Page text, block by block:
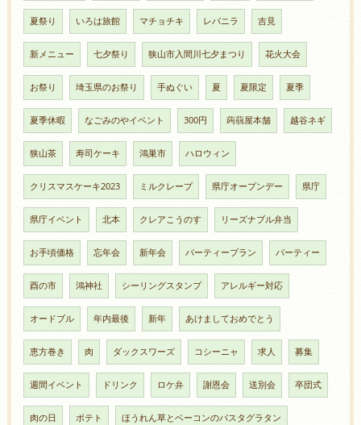
夏祭り いろは旅館 マチョチキ レバニラ 吉見
新メニュー 七夕祭り 狭山市入間川七夕まつり 花火大会
お祭り 埼玉県のお祭り 手ぬぐい 夏 夏限定 夏季
夏季休暇 なごみのやイベント 300円 蒟蒻屋本舗 越谷ネギ
狭山茶 寿司ケーキ 鴻巣市 ハロウィン
クリスマスケーキ2023 ミルクレープ 県庁オープンデー 県庁
県庁イベント 北本 クレアこうのす リーズナブル弁当
お手頃価格 忘年会 新年会 パーティープラン パーティー
酉の市 鴻神社 シーリングスタンプ アレルギー対応
オードブル 年内最後 新年 あけましておめでとう
恵方巻き 肉 ダックスワーズ コシーニャ 求人 募集
週間イベント ドリンク ロケ弁 謝恩会 送別会 卒団式
肉の日 ポテト ほうれん草とベーコンのパスタグラタン